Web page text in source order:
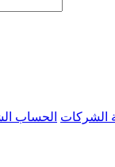
الشركات الحساب